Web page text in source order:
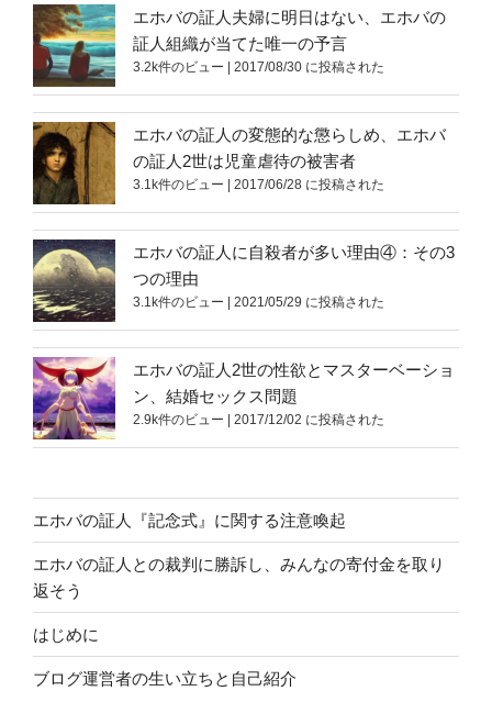
エホバの証人夫婦に明日はない、エホバの
証人組織が当てた唯一の予言
3.2k件のビュー | 2017/08/30 に投稿された
エホバの証人の変態的な懲らしめ、エホバ
の証人2世は児童虐待の被害者
3.1k件のビュー | 2017/06/28 に投稿された
エホバの証人に自殺者が多い理由④：その3
つの理由
3.1k件のビュー | 2021/05/29 に投稿された
エホバの証人2世の性欲とマスターベーショ
ン、結婚セックス問題
2.9k件のビュー | 2017/12/02 に投稿された
エホバの証人『記念式』に関する注意喚起
エホバの証人との裁判に勝訴し、みんなの寄付金を取り
返そう
はじめに
ブログ運営者の生い立ちと自己紹介